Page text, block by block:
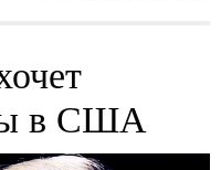
в США